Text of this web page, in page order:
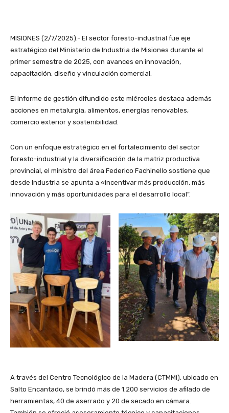
MISIONES (2/7/2025).- El sector foresto-industrial fue eje
estratégico del Ministerio de Industria de Misiones durante el
primer semestre de 2025, con avances en innovación,
capacitación, diseño y vinculación comercial.
El informe de gestión difundido este miércoles destaca además
acciones en metalurgia, alimentos, energías renovables,
comercio exterior y sostenibilidad.
Con un enfoque estratégico en el fortalecimiento del sector
foresto-industrial y la diversificación de la matriz productiva
provincial, el ministro del área Federico Fachinello sostiene que
desde Industria se apunta a «incentivar más producción, más
innovación y más oportunidades para el desarrollo local”.
A través del Centro Tecnológico de la Madera (CTMMi), ubicado en
Salto Encantado, se brindó más de 1.200 servicios de afilado de
herramientas, 40 de aserrado y 20 de secado en cámara.